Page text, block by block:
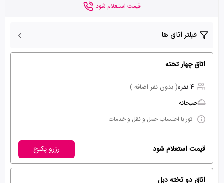
قیمت استعلام شود
فیلتر اتاق ها
اتاق چهار تخته
4 نفره
( بدون نفر اضافه )
صبحانه
تور با احتساب حمل و نقل و خدمات
قیمت استعلام شود رزرو پکیج
اتاق دو تخته دبل